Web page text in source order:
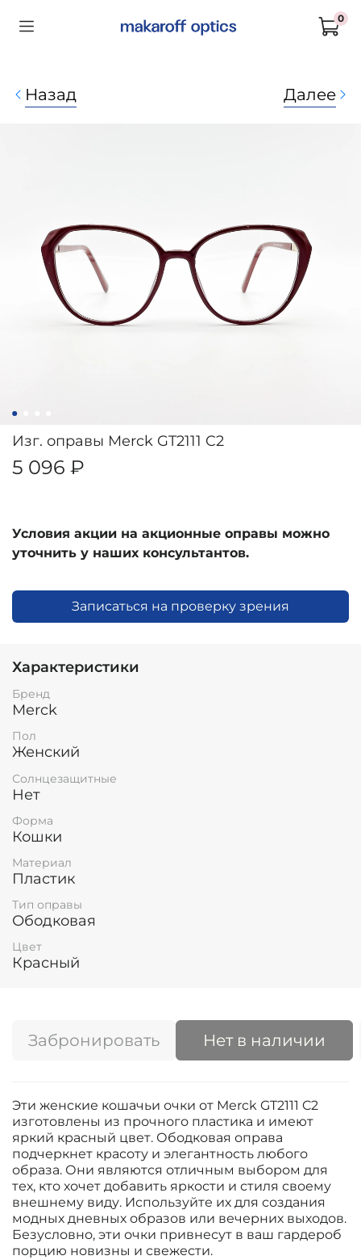
0
Назад Далее
Изг. оправы Merck GT2111 C2
5 096 ₽
Условия акции на акционные оправы можно
уточнить у наших консультантов.
Записаться на проверку зрения
Характеристики
Бренд
Merck
Пол
Женский
Солнцезащитные
Нет
Форма
Кошки
Материал
Пластик
Тип оправы
Ободковая
Цвет
Красный
Забронировать Нет в наличии
Эти женские кошачьи очки от Merck GT2111 C2
изготовлены из прочного пластика и имеют
яркий красный цвет. Ободковая оправа
подчеркнет красоту и элегантность любого
образа. Они являются отличным выбором для
тех, кто хочет добавить яркости и стиля своему
внешнему виду. Используйте их для создания
модных дневных образов или вечерних выходов.
Безусловно, эти очки привнесут в ваш гардероб
порцию новизны и свежести.